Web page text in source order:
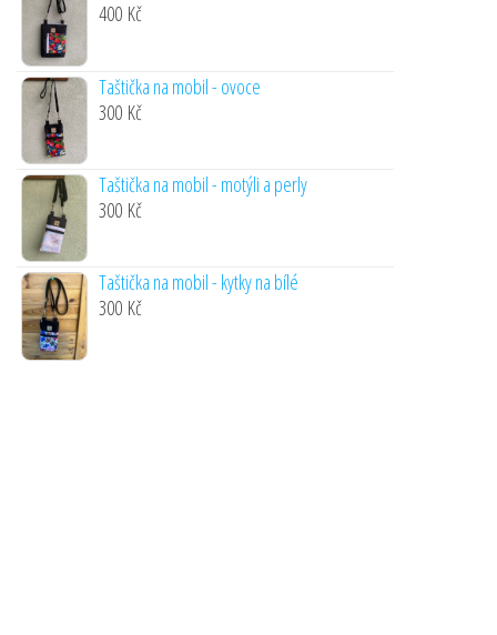
450 Kč.
400 Kč
Taštička na mobil - ovoce
300 Kč
Taštička na mobil - motýli a perly
300 Kč
Taštička na mobil - kytky na bílé
300 Kč